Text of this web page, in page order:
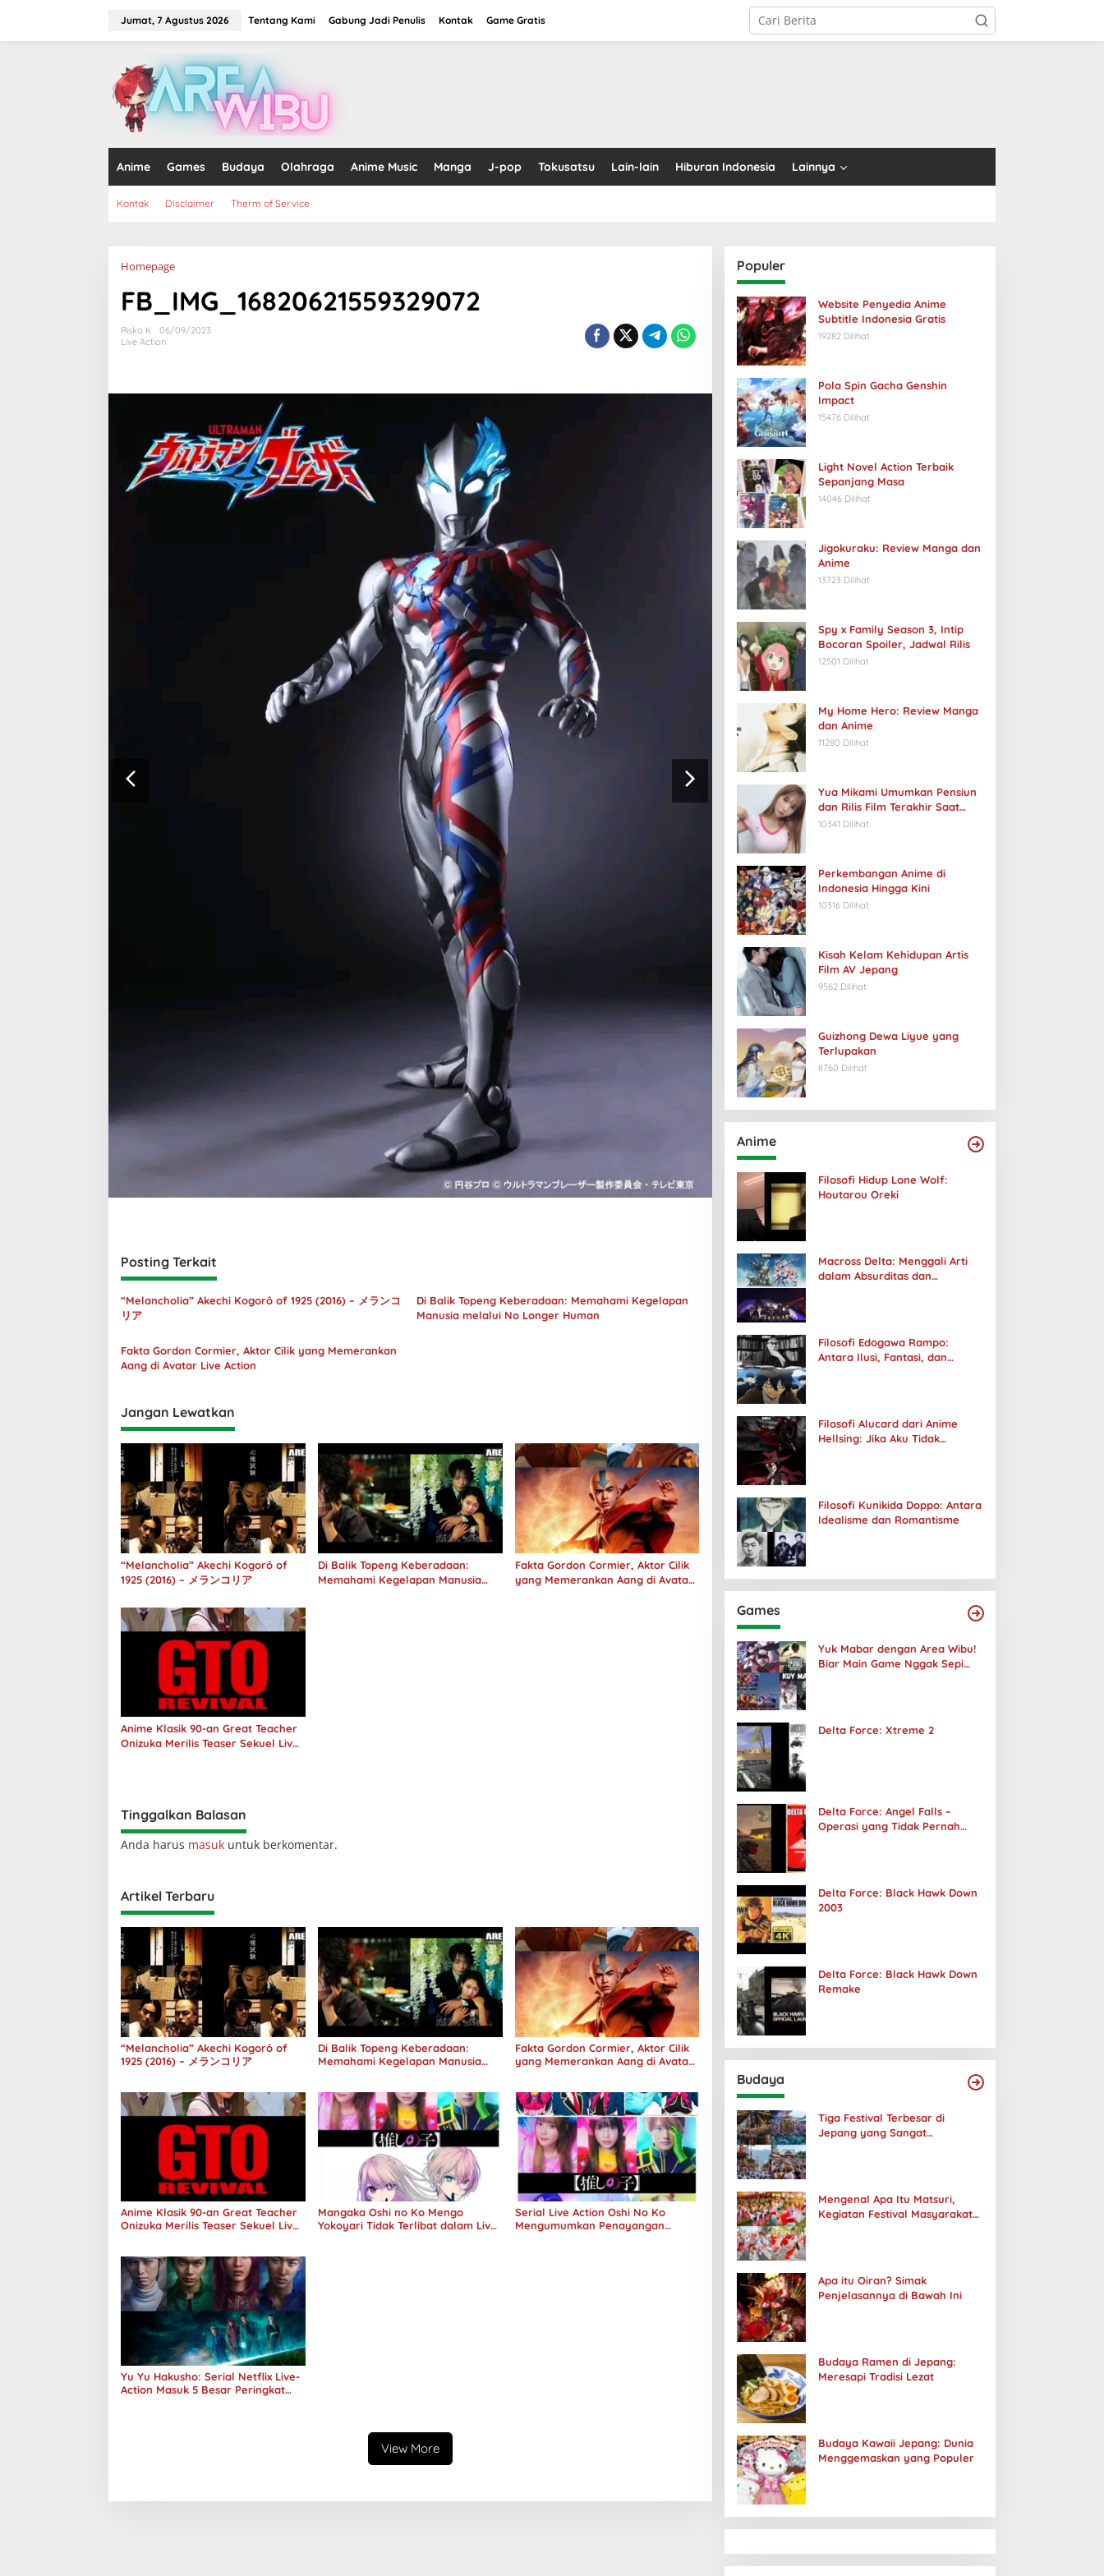
Jumat, 7 Agustus 2026 Tentang Kami Gabung Jadi Penulis Kontak Game Gratis
Anime Games Budaya Olahraga Anime Music Manga J-pop Tokusatsu Lain-lain Hiburan Indonesia Lainnya
Kontak Disclaimer Therm of Service
HomepageLampiran
FB_IMG_16820621559329072
Riska K
06/09/2023
Live Action
Posting Terkait
“Melancholia” Akechi Kogorô of 1925 (2016) – メランコ
リア
Di Balik Topeng Keberadaan: Memahami Kegelapan
Manusia melalui No Longer Human
Fakta Gordon Cormier, Aktor Cilik yang Memerankan
Aang di Avatar Live Action
Jangan Lewatkan
“Melancholia” Akechi Kogorô of
1925 (2016) – メランコリア
Di Balik Topeng Keberadaan:
Memahami Kegelapan Manusia
Fakta Gordon Cormier, Aktor Cilik
yang Memerankan Aang di Avatar
Anime Klasik 90-an Great Teacher
Onizuka Merilis Teaser Sekuel Live
Tinggalkan Balasan
Anda harus masuk untuk berkomentar.
Artikel Terbaru
“Melancholia” Akechi Kogorô of
1925 (2016) – メランコリア
Di Balik Topeng Keberadaan:
Memahami Kegelapan Manusia
Fakta Gordon Cormier, Aktor Cilik
yang Memerankan Aang di Avatar
Anime Klasik 90-an Great Teacher
Onizuka Merilis Teaser Sekuel Live
Mangaka Oshi no Ko Mengo
Yokoyari Tidak Terlibat dalam Live
Serial Live Action Oshi No Ko
Mengumumkan Penayangan
Yu Yu Hakusho: Serial Netflix Live-
Action Masuk 5 Besar Peringkat
View More
Populer
Website Penyedia Anime
Subtitle Indonesia Gratis
19282 Dilihat
Pola Spin Gacha Genshin
Impact
15476 Dilihat
Light Novel Action Terbaik
Sepanjang Masa
14046 Dilihat
Jigokuraku: Review Manga dan
Anime
13723 Dilihat
Spy x Family Season 3, Intip
Bocoran Spoiler, Jadwal Rilis
12501 Dilihat
My Home Hero: Review Manga
dan Anime
11280 Dilihat
Yua Mikami Umumkan Pensiun
dan Rilis Film Terakhir Saat
Ulang Tahun
10341 Dilihat
Perkembangan Anime di
Indonesia Hingga Kini
10316 Dilihat
Kisah Kelam Kehidupan Artis
Film AV Jepang
9562 Dilihat
Guizhong Dewa Liyue yang
Terlupakan
8760 Dilihat
Anime
Filosofi Hidup Lone Wolf:
Houtarou Oreki
Macross Delta: Menggali Arti
dalam Absurditas dan
Filosofi Edogawa Rampo:
Antara Ilusi, Fantasi, dan
Filosofi Alucard dari Anime
Hellsing: Jika Aku Tidak
Filosofi Kunikida Doppo: Antara
Idealisme dan Romantisme
Games
Yuk Mabar dengan Area Wibu!
Biar Main Game Nggak Sepi
Delta Force: Xtreme 2
Delta Force: Angel Falls –
Operasi yang Tidak Pernah
Delta Force: Black Hawk Down
2003
Delta Force: Black Hawk Down
Remake
Budaya
Tiga Festival Terbesar di
Jepang yang Sangat
Mengenal Apa Itu Matsuri,
Kegiatan Festival Masyarakat
Apa itu Oiran? Simak
Penjelasannya di Bawah Ini
Budaya Ramen di Jepang:
Meresapi Tradisi Lezat
Budaya Kawaii Jepang: Dunia
Menggemaskan yang Populer